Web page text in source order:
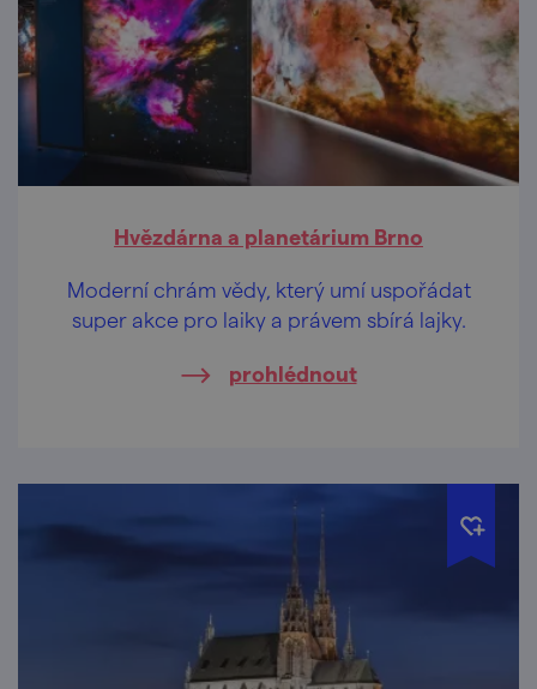
Hvězdárna a planetárium Brno
Moderní chrám vědy, který umí uspořádat
super akce pro laiky a právem sbírá lajky.
prohlédnout